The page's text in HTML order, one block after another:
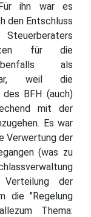
Für ihn war es
den Entschluss
für die
als
weil die
des BFH (auch)
mit der
Es war
Verwertung der
(was zu
der
die "Regelung
Thema: